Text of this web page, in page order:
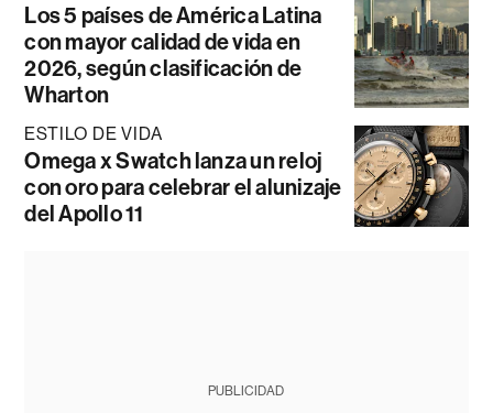
Los 5 países de América Latina
con mayor calidad de vida en
2026, según clasificación de
Wharton
ESTILO DE VIDA
Omega x Swatch lanza un reloj
con oro para celebrar el alunizaje
del Apollo 11
PUBLICIDAD